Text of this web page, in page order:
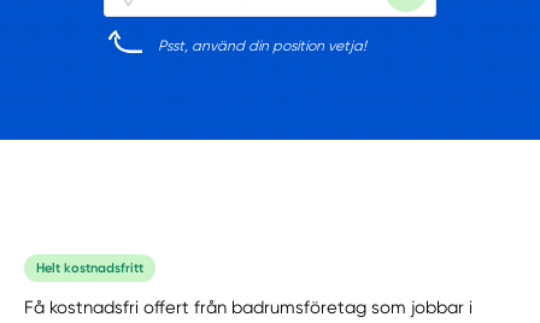
Psst, använd din position vetja!
Helt kostnadsfritt
Få kostnadsfri offert från badrumsföretag som jobbar i